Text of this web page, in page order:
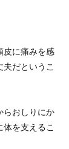
皮に痛みを感
だというこ
らおしりにか
を支えるこ